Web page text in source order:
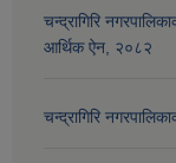
चन्द्रागिरि
आर्थिक ऐन, २०८२
चन्द्रागिरि